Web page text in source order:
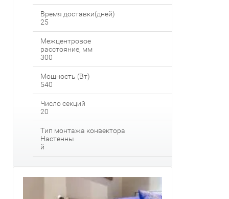
Время доставки(дней)
25
Межцентровое
расстояние, мм
300
Мощность (Вт)
540
Число секций
20
Тип монтажа конвектора
Настенны
й